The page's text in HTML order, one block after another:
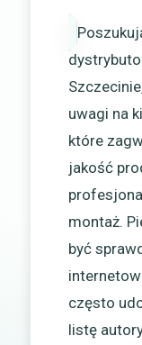
uwagi na
które
jakość
montaż.
być
często
listę